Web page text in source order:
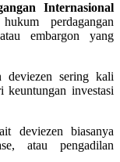
Internasional
perdagangan
embargon yang
deviezen sering kali
keuntungan investasi
deviezen biasanya
atau pengadilan